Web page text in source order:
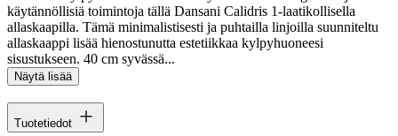
käytännöllisiä toimintoja tällä Dansani Calidris 1-laatikollisella
allaskaapilla. Tämä minimalistisesti ja puhtailla linjoilla suunniteltu
allaskaappi lisää hienostunutta estetiikkaa kylpyhuoneesi
sisustukseen. 40 cm syvässä...
Näytä lisää
Tuotetiedot